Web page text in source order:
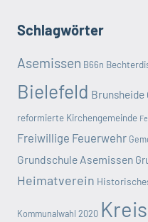
Schlagwörter
Asemissen B66n
Bielefeld Brunsheide
reformierte Kirchengemeinde
Freiwillige Feuerwehr
Grundschule Asemissen
Heimatverein
Kommunalwahl 2020